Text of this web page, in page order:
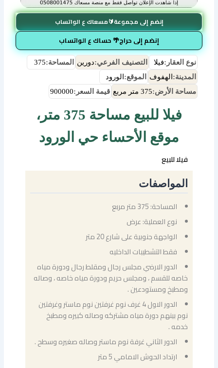
إنضم إلى مجموعة🔰مسعاك ع الواتساب
إنضم إلى حراج🌴 حساك ع الواتساب
نوع العقار:فيلا التصنيف الفرعي:دورين المساحة:375
المدينة: الهفوف الموقع: الورود
مساحة الأرض:375 متر مربع قيمة السعر:900000
فيلا للبيع مساحة 375 متر،
موقع الأحساء حي الورود
فيلا للبيع
المواصفات
المساحة: 375 متر مربع
نوع العملية: عرض
الواجهة جنوبية على شارع 20 متر
فقط التشطيبات الداخليه
الدور الارضي مجلس رجال ومقلط رجال ودورة مياه
خاصه للقسم ، ومجلس حريم ودورة مياه خاصه ، وصاله
ومطبخ ومستودعين .
الدور الاول 4 غرف نوم غرفتين نوم ماستر وغرفتين
نوم بينهم دورة مياه مشتركه وصاله كبيره ومطبخ
خدمه .
الدور الثاني غرفة نوم ماستر وصاله صغيره وسطح .
ارتداد الحوش الامامي 5 متر